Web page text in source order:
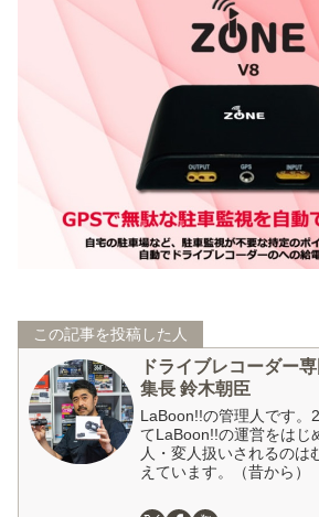
この記事を投稿した人
ドライブレコーダー
集長 鈴木朝臣
LaBoon!!の管理人です。
てLaBoon!!の運営をはじ
人・変人扱いされるのは
えています。（昔から）